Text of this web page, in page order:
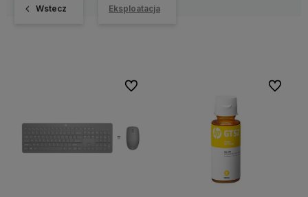
Wstecz Eksploatacja
Do ulubionych Do